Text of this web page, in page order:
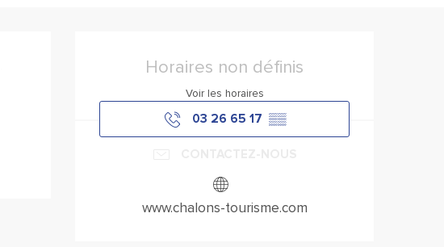
Ouverture et
Horaires non définis
Voir les horaires
03 26 65 17 ▒▒
www.chalons-tourisme.com